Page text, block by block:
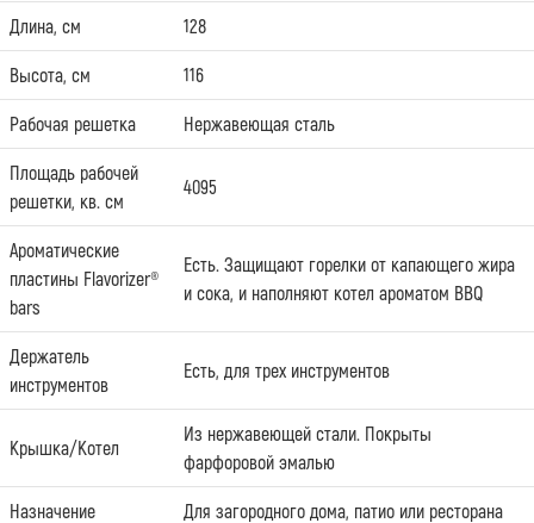
Длина, см 128
Высота, см 116
Рабочая решетка Нержавеющая сталь
Площадь рабочей
решетки, кв. см
4095
Ароматические
пластины Flavorizer®
bars
Есть. Защищают горелки от капающего жира
и сока, и наполняют котел ароматом BBQ
Держатель
инструментов
Есть, для трех инструментов
Крышка/Котел
Из нержавеющей стали. Покрыты
фарфоровой эмалью
Назначение Для загородного дома, патио или ресторана